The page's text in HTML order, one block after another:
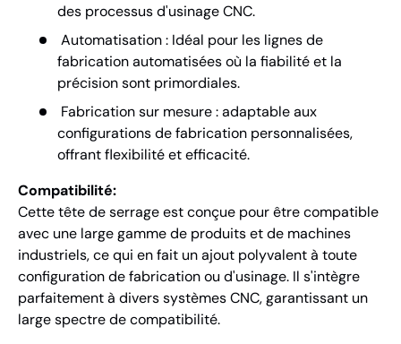
des processus d'usinage CNC.
Automatisation : Idéal pour les lignes de
fabrication automatisées où la fiabilité et la
précision sont primordiales.
Fabrication sur mesure : adaptable aux
configurations de fabrication personnalisées,
offrant flexibilité et efficacité.
Compatibilité:
Cette tête de serrage est conçue pour être compatible
avec une large gamme de produits et de machines
industriels, ce qui en fait un ajout polyvalent à toute
configuration de fabrication ou d'usinage. Il s'intègre
parfaitement à divers systèmes CNC, garantissant un
large spectre de compatibilité.